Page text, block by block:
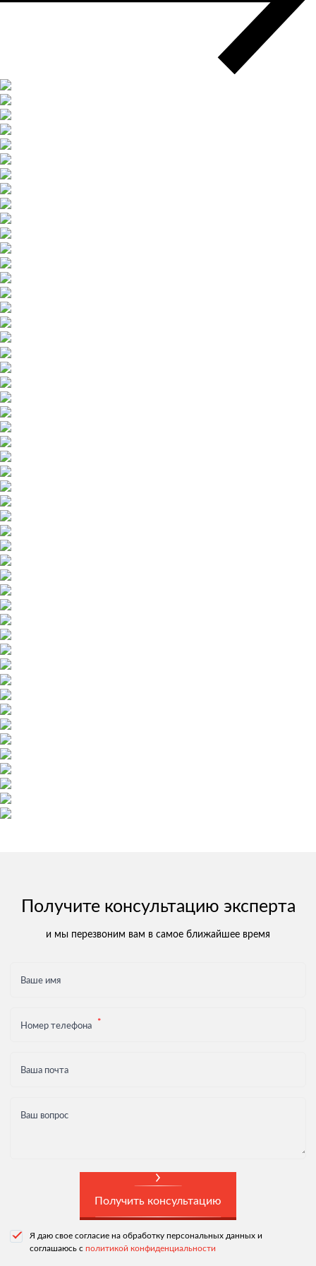
Получите консультацию эксперта
и мы перезвоним вам в самое ближайшее время
Ваше имя
Номер телефона
Ваша почта
Ваш вопрос
Получить консультацию
Я даю свое согласие на обработку персональных данных и
соглашаюсь с политикой конфиденциальности